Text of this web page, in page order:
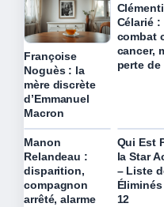
Françoise
Noguès : la
mère discrète
d’Emmanuel
Macron
Célarié :
combat
cancer,
perte
Manon
Relandeau :
disparition,
compagnon
arrêté, alarme
Qui Est
la Star
– Liste
12